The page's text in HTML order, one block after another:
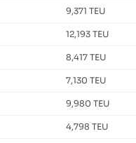
9,371 TEU
12,193 TEU
8,417 TEU
7,130 TEU
9,980 TEU
4,798 TEU